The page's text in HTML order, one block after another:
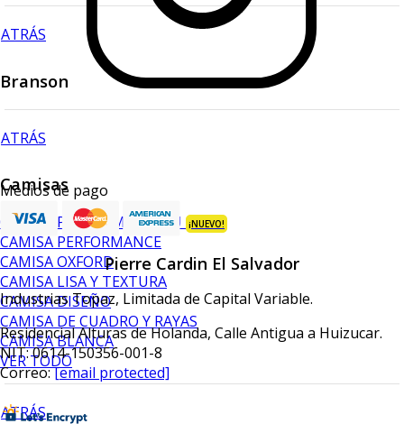
ATRÁS
Branson
ATRÁS
Camisas
CAMISA PREMIUM BAMBÚ ¡NUEVO!
CAMISA PERFORMANCE
CAMISA OXFORD
CAMISA LISA Y TEXTURA
CAMISA DISEÑO
CAMISA DE CUADRO Y RAYAS
CAMISA BLANCA
VER TODO
ATRÁS
Medios de pago
Pierre Cardin El Salvador
Industrias Topaz, Limitada de Capital Variable.
Residencial Alturas de Holanda, Calle Antigua a Huizucar.
NIT: 0614-150356-001-8
Correo:[email protected]